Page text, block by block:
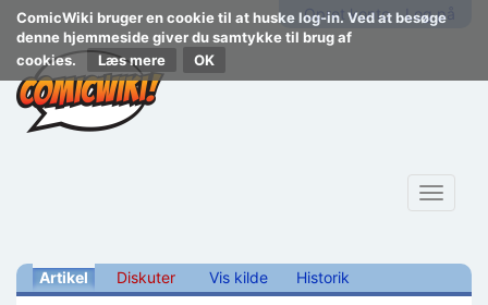
ComicWiki bruger en cookie til at huske log-in. Ved at besøge
denne hjemmeside giver du samtykke til brug af
cookies.
Læs mere
Opret konto Log på
Toggle
Artikel Diskuter Vis kilde Historik